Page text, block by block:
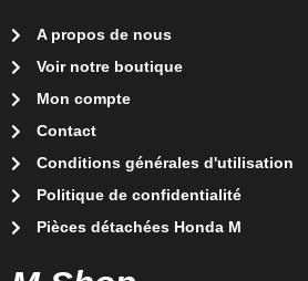
A propos de nous
Voir notre boutique
Mon compte
Contact
Conditions générales d'utilisation
Politique de confidentialité
Pièces détachées Honda M